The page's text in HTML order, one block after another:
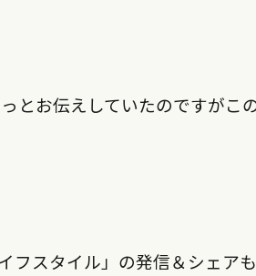
とお伝えしていたのですがこ
フスタイル」の発信＆シェア